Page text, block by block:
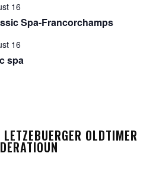
16
Spa-Francorchamps
16
spa
OLDTIMER